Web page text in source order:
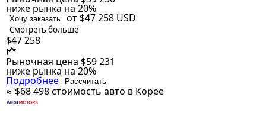
ниже рынка на 20%
Хочу заказать от $47 258 USD
Смотреть больше
$47 258
Рыночная цена $59 231
ниже рынка на 20%
Подробнее Рассчитать
≈ $68 498стоимость авто в Корее